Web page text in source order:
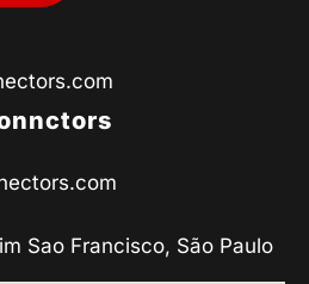
Sao Francisco, São Paulo